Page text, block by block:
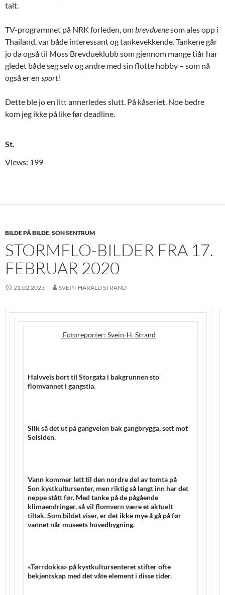
talt.
TV-programmet på NRK forleden, ombrevduenesom ales opp i
Thailand, var både interessant og tankevekkende. Tankene går
jo da også til Moss Brevdueklubb som gjennom mange tiår har
gledet både seg selv og andre med sin flotte hobby – som nå
også er en sport!
Dette ble jo en litt annerledes slutt. På kåseriet. Noe bedre
kom jeg ikke på like før deadline.
St.
Views: 199
BILDE PÅ BILDE,SON SENTRUM
STORMFLO-BILDER FRA 17.
FEBRUAR 2020
21.02.2023 SVEIN-HARALD STRAND
Fotoreporter: Svein-H. Strand
Halvveis bort til Storgata i bakgrunnen sto
flomvannet i gangstia.
Slik så det ut på gangveien bak gangbrygga, sett mot
Solsiden.
Vann kommer lett til den nordre del av tomta på
Son kystkultursenter, men riktig så langt inn har det
neppe stått før. Med tanke på de pågående
klimaendringer, så vil flomvern være et aktuelt
tiltak. Som bildet viser, er det ikke mye å gå på før
vannet når museets hovedbygning.
«Tørrdokka» på kystkultursenteret stifter ofte
bekjentskap med det våte element i disse tider.